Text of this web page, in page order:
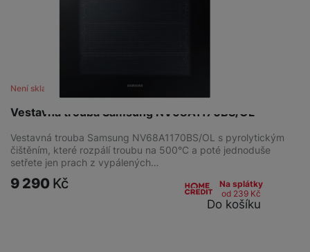
Vestavná trouba Samsung NV68A1170BS/OL
Není skladem
Vestavná trouba Samsung NV68A1170BS/OL s pyrolytickým
čištěním, které rozpálí troubu na 500°C a poté jednoduše
setřete jen prach z vypálených…
9 290 Kč
Na splátky
od 239 Kč
Do košíku